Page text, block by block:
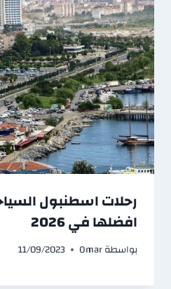
افضلها في 2026
بواسطةOmar
11/09/2023